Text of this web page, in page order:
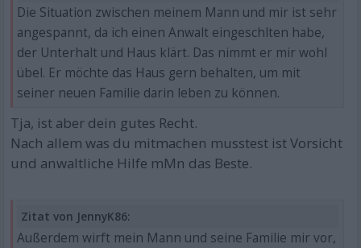
Die Situation zwischen meinem Mann und mir ist sehr
angespannt, da ich einen Anwalt eingeschlten habe,
der Unterhalt und Haus klärt. Das nimmt er mir wohl
übel. Er möchte das Haus gern behalten, um mit
seiner neuen Familie darin leben zu können.
Tja, ist aber dein gutes Recht.
Nach allem was du mitmachen musstest ist Vorsicht
und anwaltliche Hilfe mMn das Beste.
Zitat von JennyK86:
Außerdem wirft mein Mann und seine Familie mir vor,